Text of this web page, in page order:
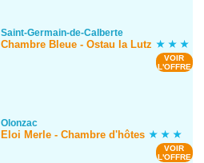
Saint-Germain-de-Calberte
Chambre Bleue - Ostau la Lutz
VOIR
L'OFFRE
Olonzac
Eloi Merle - Chambre d'hôtes
VOIR
L'OFFRE